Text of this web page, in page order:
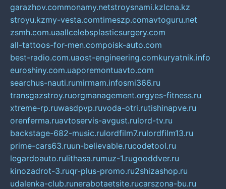
garazhov.commonamy.netstroysnami.kzlcna.kz
stroyu.kzmy-vesta.comtimeszp.comavtoguru.net
zsmh.com.uaallcelebsplasticsurgery.com
all-tattoos-for-men.compoisk-auto.com
best-radio.com.uaost-engineering.comkuryatnik.info
euroshiny.com.uaporemontuavto.com
searchus-nauti.rumirmam.infosmi366.ru
transgazstroy.ruorgmanagement.orgyes-fitness.ru
xtreme-rp.ruwasdpvp.ruvoda-otri.rutishinapve.ru
orenferma.ruavtoservis-avgust.rulord-tv.ru
backstage-682-music.rulordfilm7.rulordfilm13.ru
prime-cars63.ruun-believable.rucodetool.ru
legardoauto.rulithasa.rumuz-1.rugooddver.ru
kinozadrot-3.ruqr-plus-promo.ru2shizashop.ru
udalenka-club.runerabotaetsite.rucarszona-bu.ru